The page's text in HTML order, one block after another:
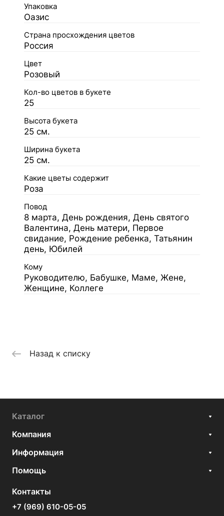
Упаковка
Оазис
Страна просхождения цветов
Россия
Цвет
Розовый
Кол-во цветов в букете
25
Высота букета
25 см.
Ширина букета
25 см.
Какие цветы содержит
Роза
Повод
8 марта, День рождения, День святого
Валентина, День матери, Первое
свидание, Рождение ребенка, Татьянин
день, Юбилей
Кому
Руководителю, Бабушке, Маме, Жене,
Женщине, Коллеге
Назад к списку
Каталог
Компания
Информация
Помощь
Контакты
+7 (969) 610-05-05